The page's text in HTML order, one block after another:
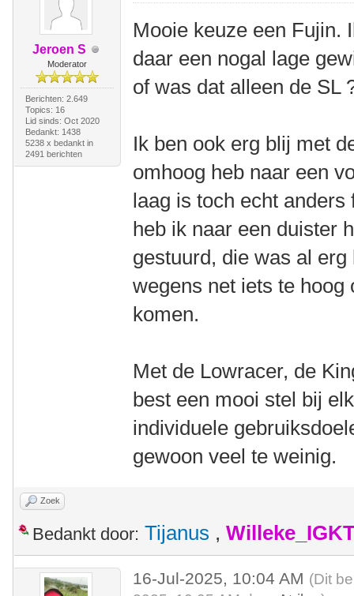
Jeroen S
Moderator
Berichten: 2.649
Topics: 16
Lid sinds: Oct 2020
Bedankt: 1438
5238 x bedankt in
2491 berichten
Mooie keuze een Fujin.
daar een nogal lage
of was dat alleen de SL
Ik ben ook erg blij met
omhoog heb naar een
laag is toch echt
heb ik naar een duister
gestuurd, die was al
wegens net iets te
komen.
Met de Lowracer, de
best een mooi stel bij
individuele
gewoon veel te weinig.
Zoek
Bedankt door: Tijanus ,
16-Jul-2025, 10:04 AM (Dit